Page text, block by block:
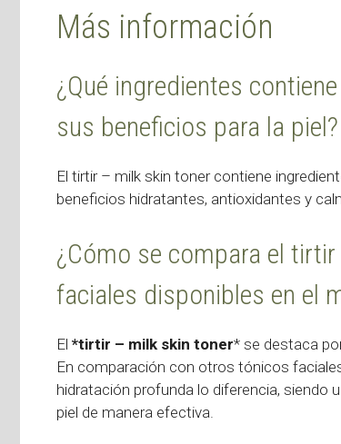
Más información
¿Qué ingredientes
sus beneficios para la piel?
El tirtir – milk skin toner contiene
beneficios hidratantes, antioxidantes y
¿Cómo se compara el
faciales disponibles en el
El *tirtir – milk skin toner* se destaca
En comparación con otros tónicos
hidratación profunda lo diferencia, siendo
piel de manera efectiva.